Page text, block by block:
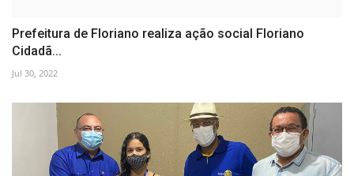
Prefeitura de Floriano realiza ação social Floriano
Cidadã...
Jul 30, 2022